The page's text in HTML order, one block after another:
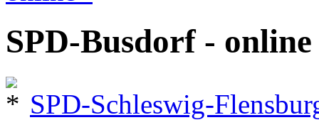
SPD-Busdorf -
SPD-Schleswig-